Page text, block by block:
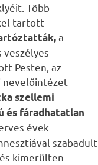
Több
tartott
a
Pesten, az
nevelőintézet
szellemi
és fáradhatatlan
évek
szabadult
kimerülten